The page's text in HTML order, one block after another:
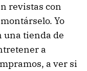
revistas con
Yo
una tienda de
a
a ver si